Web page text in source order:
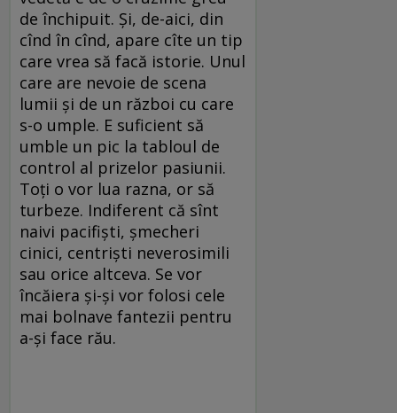
de închipuit. Şi, de-aici, din
cînd în cînd, apare cîte un tip
care vrea să facă istorie. Unul
care are nevoie de scena
lumii şi de un război cu care
s-o umple. E suficient să
umble un pic la tabloul de
control al prizelor pasiunii.
Toţi o vor lua razna, or să
turbeze. Indiferent că sînt
naivi pacifişti, şmecheri
cinici, centrişti neverosimili
sau orice altceva. Se vor
încăiera şi-şi vor folosi cele
mai bolnave fantezii pentru
a-şi face rău.